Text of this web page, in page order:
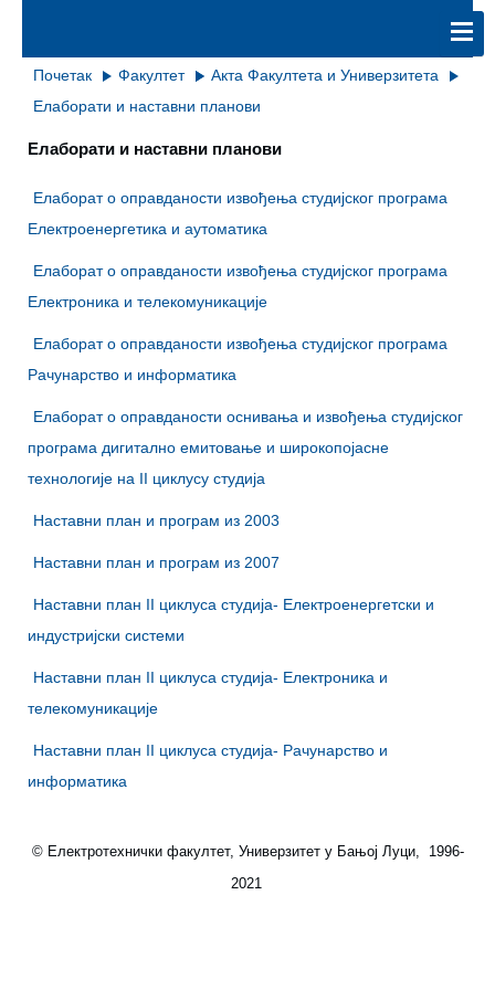
Почетак Факултет
Акта Факултета и Универзитета
Елаборати и наставни планови
Елаборати и наставни планови
Eлаборат о оправданости извођења студијског програма
Електроенергетика и аутоматика
Eлаборат о оправданости извођења студијског програма
Електроника и телекомуникације
Eлаборат о оправданости извођења студијског програма
Рачунарство и информатика
Елаборат о оправданости оснивања и извођења студијског
програма дигитално емитовање и широкопојасне
технологије на II циклусу студија
Наставни план и програм из 2003
Наставни план и програм из 2007
Наставни план II циклуса студија- Електроенергетски и
индустријски системи
Наставни план II циклуса студија- Електроника и
телекомуникације
Наставни план II циклуса студија- Рачунарство и
информатика
© Електротехнички факултет, Универзитет у Бањој Луци, 1996-
2021